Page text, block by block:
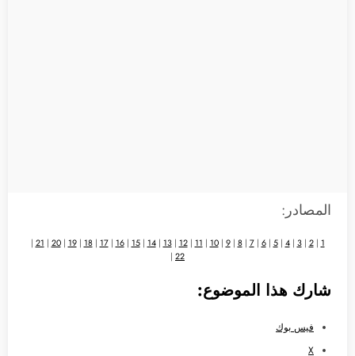
المصادر:
1
|
2
|
3
|
4
|
5
|
6
|
7
|
8
|
9
|
10
|
11
|
12
|
13
|
14
|
15
|
16
|
17
|
18
|
19
|
20
|
21
|
22
|
شارك هذا الموضوع:
فيس بوك
X